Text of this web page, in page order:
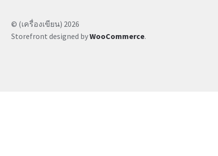
© (เครื่องเขียน) 2026
Storefront designed byWooCommerce.